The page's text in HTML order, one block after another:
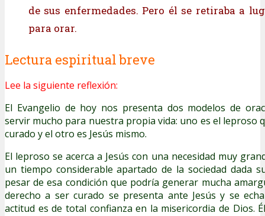
de sus enfermedades. Pero él se retiraba a
para orar.
Lectura espiritual breve
Lee la siguiente reflexión:
El Evangelio de hoy nos presenta dos modelos de
servir mucho para nuestra propia vida: uno es el leproso
curado y el otro es Jesús mismo.
El leproso se acerca a Jesús con una necesidad muy
un tiempo considerable apartado de la sociedad dada
pesar de esa condición que podría generar mucha
derecho a ser curado se presenta ante Jesús y se
actitud es de total confianza en la misericordia de Dios.